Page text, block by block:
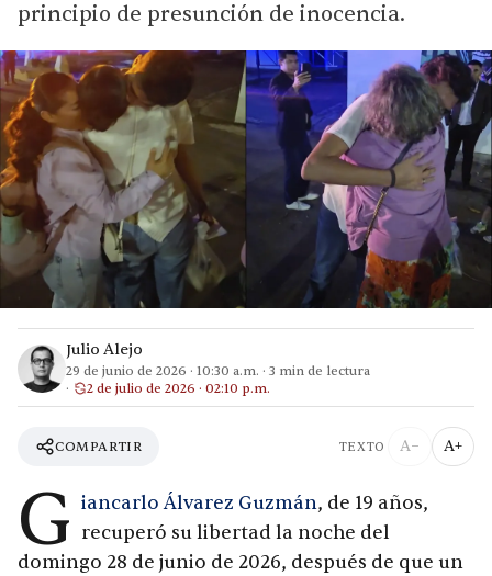
principio de presunción de inocencia.
Julio Alejo
29 de junio de 2026 · 10:30 a.m. · 3 min de lectura
2 de julio de 2026 · 02:10 p.m.
COMPARTIR TEXTO A− A+
G iancarlo Álvarez Guzmán, de 19 años,
recuperó su libertad la noche del
domingo 28 de junio de 2026, después de que un